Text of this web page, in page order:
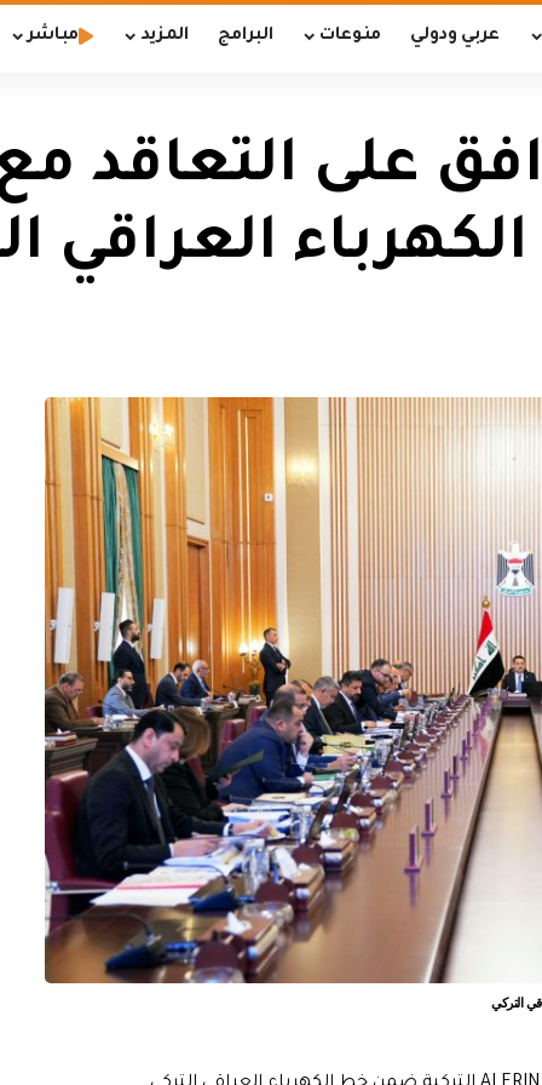
عربي ودولي منوعات البرامج المزيد مباشر
العراقي